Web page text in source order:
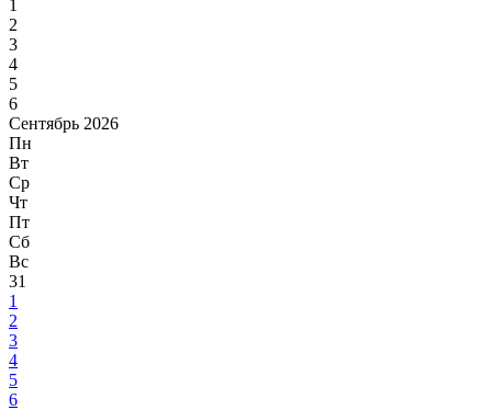
1
2
3
4
5
6
Сентябрь 2026
Пн
Вт
Ср
Чт
Пт
Сб
Вс
31
1
2
3
4
5
6